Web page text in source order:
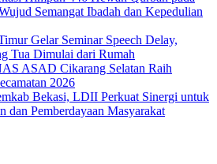
Semangat Ibadah dan Kepedulian
Gelar Seminar Speech Delay,
Tua Dimulai dari Rumah
ASAD Cikarang Selatan Raih
2026
Bekasi, LDII Perkuat Sinergi untuk
dan Pemberdayaan Masyarakat